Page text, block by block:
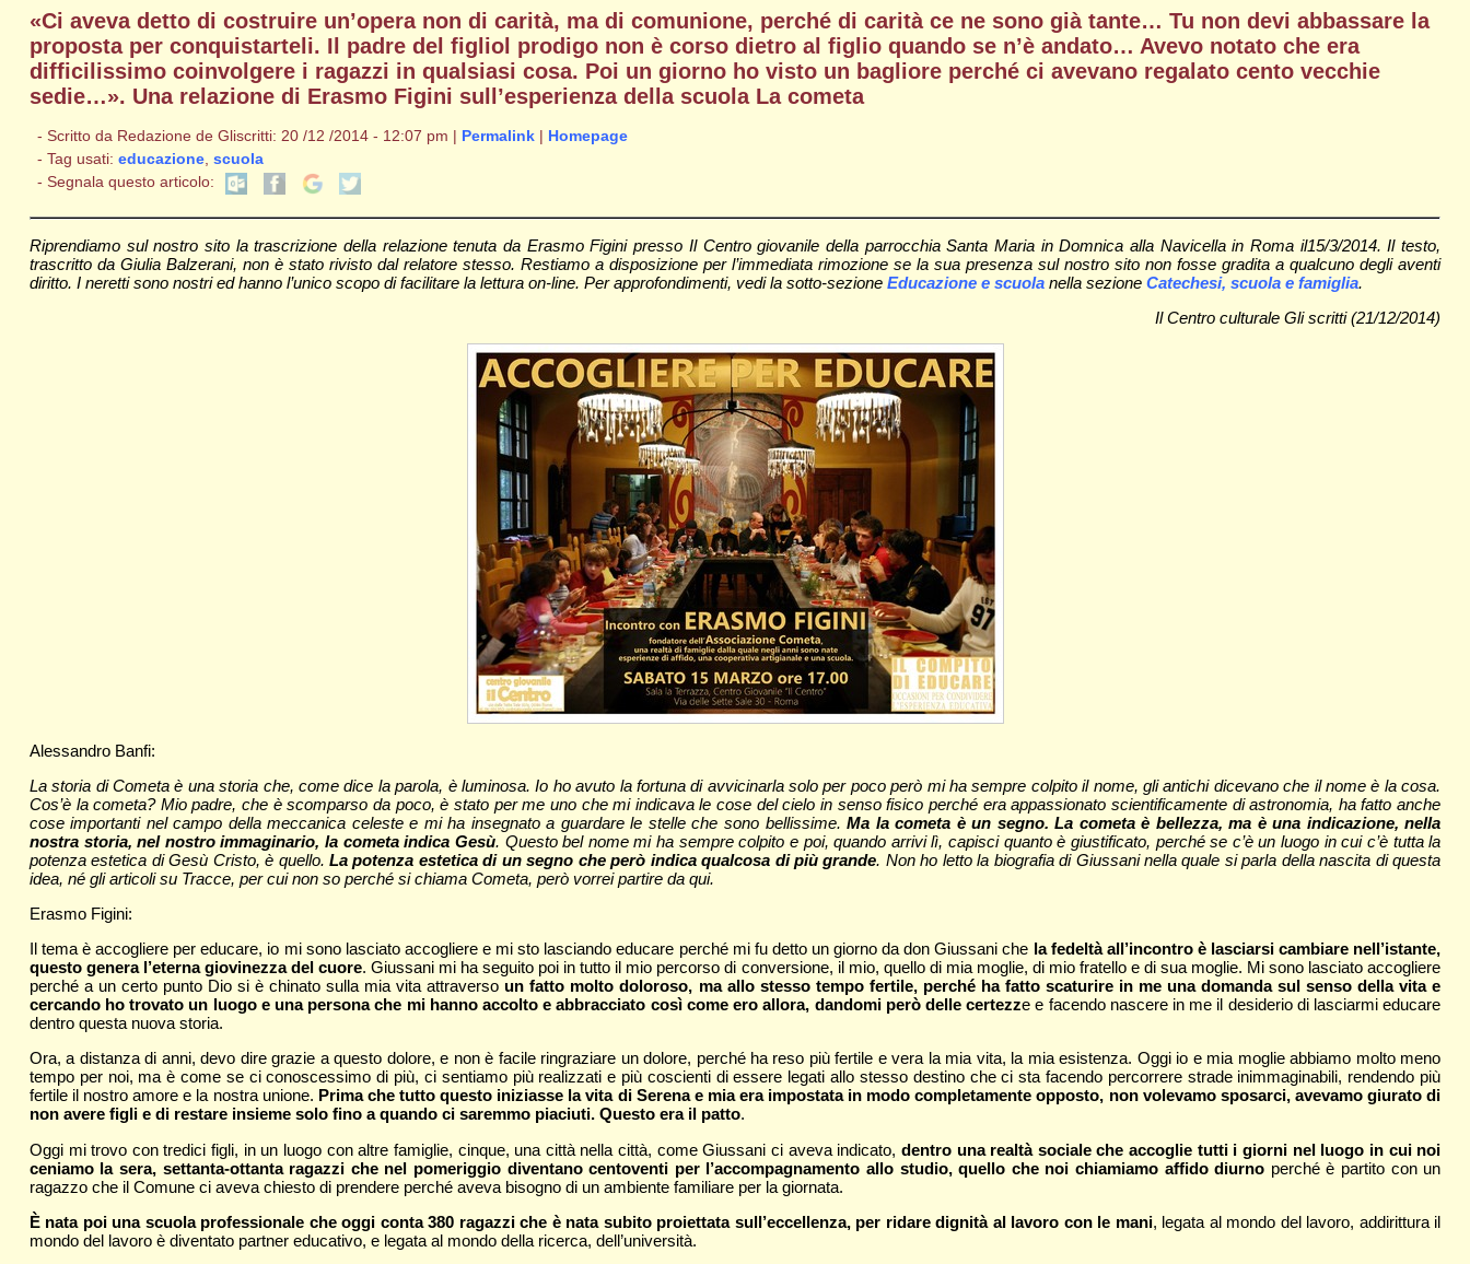
«Ci aveva detto di costruire un’opera non di carità, ma di comunione, perché di carità ce ne sono già tante… Tu non devi abbassare la
proposta per conquistarteli. Il padre del figliol prodigo non è corso dietro al figlio quando se n’è andato… Avevo notato che era
difficilissimo coinvolgere i ragazzi in qualsiasi cosa. Poi un giorno ho visto un bagliore perché ci avevano regalato cento vecchie
sedie…». Una relazione di Erasmo Figini sull’esperienza della scuola La cometa
- Scritto da Redazione de Gliscritti: 20 /12 /2014 - 12:07 pm | Permalink| Homepage
- Tag usati: educazione, scuola
- Segnala questo articolo:
Riprendiamo sul nostro sito la trascrizione della relazione tenuta da Erasmo Figini presso Il Centro giovanile della parrocchia Santa Maria in Domnica alla Navicella in Roma il15/3/2014. Il testo,
trascritto da Giulia Balzerani, non è stato rivisto dal relatore stesso. Restiamo a disposizione per l’immediata rimozione se la sua presenza sul nostro sito non fosse gradita a qualcuno degli aventi
diritto. I neretti sono nostri ed hanno l’unico scopo di facilitare la lettura on-line. Per approfondimenti, vedi la sotto-sezione Educazione e scuola nella sezione Catechesi, scuola e famiglia.
Il Centro culturale Gli scritti (21/12/2014)
Alessandro Banfi:
La storia di Cometa è una storia che, come dice la parola, è luminosa. Io ho avuto la fortuna di avvicinarla solo per poco però mi ha sempre colpito il nome, gli antichi dicevano che il nome è la cosa.
Cos’è la cometa? Mio padre, che è scomparso da poco, è stato per me uno che mi indicava le cose del cielo in senso fisico perché era appassionato scientificamente di astronomia, ha fatto anche
cose importanti nel campo della meccanica celeste e mi ha insegnato a guardare le stelle che sono bellissime.Ma la cometa è un segno. La cometa è bellezza, ma è una indicazione, nella
nostra storia, nel nostro immaginario, la cometa indica Gesù. Questo bel nome mi ha sempre colpito e poi, quando arrivi lì, capisci quanto è giustificato, perché se c’è un luogo in cui c’è tutta la
potenza estetica di Gesù Cristo, è quello.La potenza estetica di un segno che però indica qualcosa di più grande. Non ho letto la biografia di Giussani nella quale si parla della nascita di questa
idea, né gli articoli su Tracce, per cui non so perché si chiama Cometa, però vorrei partire da qui.
Erasmo Figini:
Il tema è accogliere per educare, io mi sono lasciato accogliere e mi sto lasciando educare perché mi fu detto un giorno da don Giussani che la fedeltà all’incontro è lasciarsi cambiare nell’istante,
questo genera l’eterna giovinezza del cuore. Giussani mi ha seguito poi in tutto il mio percorso di conversione, il mio, quello di mia moglie, di mio fratello e di sua moglie. Mi sono lasciato accogliere
perché a un certo punto Dio si è chinato sulla mia vita attraverso un fatto molto doloroso, ma allo stesso tempo fertile, perché ha fatto scaturire in me una domanda sul senso della vita e
cercando ho trovato un luogo e una persona che mi hanno accolto e abbracciato così come ero allora, dandomi però delle certezze e facendo nascere in me il desiderio di lasciarmi educare
dentro questa nuova storia.
Ora, a distanza di anni, devo dire grazie a questo dolore, e non è facile ringraziare un dolore, perché ha reso più fertile e vera la mia vita, la mia esistenza. Oggi io e mia moglie abbiamo molto meno
tempo per noi, ma è come se ci conoscessimo di più, ci sentiamo più realizzati e più coscienti di essere legati allo stesso destino che ci sta facendo percorrere strade inimmaginabili, rendendo più
fertile il nostro amore e la nostra unione. Prima che tutto questo iniziasse la vita di Serena e mia era impostata in modo completamente opposto, non volevamo sposarci, avevamo giurato di
non avere figli e di restare insieme solo fino a quando ci saremmo piaciuti. Questo era il patto.
Oggi mi trovo con tredici figli, in un luogo con altre famiglie, cinque, una città nella città, come Giussani ci aveva indicato, dentro una realtà sociale che accoglie tutti i giorni nel luogo in cui noi
ceniamo la sera, settanta-ottanta ragazzi che nel pomeriggio diventano centoventi per l’accompagnamento allo studio, quello che noi chiamiamo affido diurno perché è partito con un
ragazzo che il Comune ci aveva chiesto di prendere perché aveva bisogno di un ambiente familiare per la giornata.
È nata poi una scuola professionale che oggi conta 380 ragazzi che è nata subito proiettata sull’eccellenza, per ridare dignità al lavoro con le mani, legata al mondo del lavoro, addirittura il
mondo del lavoro è diventato partner educativo, e legata al mondo della ricerca, dell’università.